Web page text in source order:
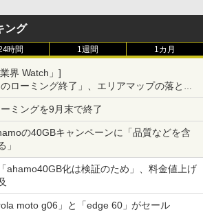
ング
時間 1週間 1カ月
界 Watch」]
ローミング終了」、エリアマップの落とし
課題
ミングを9月末で終了
の40GBキャンペーンに「品質などを含
」
ahamo40GB化は検証のため」、料金値上げ
moto g06」と「edge 60」がセール